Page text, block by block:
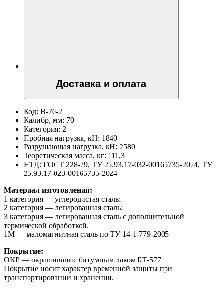
Доставка и оплата
Код: В-70-2
Калибр, мм: 70
Категория: 2
Пробная нагрузка, кН: 1840
Разрушающая нагрузка, кН: 2580
Теоретическая масса, кг: 111,3
НТД: ГОСТ 228-79, ТУ 25.93.17-032-00165735-2024, ТУ
25.93.17-023-00165735-2024
Материал изготовления:
1 категория — углеродистая сталь;
2 категория — легированная сталь;
3 категория — легированная сталь с дополнительной
термической обработкой.
1М — маломагнитная сталь по ТУ 14-1-779-2005
Покрытие:
ОКР — окрашивание битумным лаком БТ-577
Покрытие носит характер временной защиты при
транспортировании и хранении.